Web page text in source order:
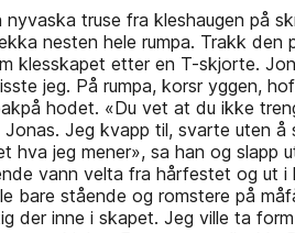
nyvaska truse fra kles­haugen på
nesten hele rumpa. Trakk den
klesskapet etter en T-skjorte.
jeg. På rumpa, kors­r yggen,
hodet. «Du vet at du ikke
Jeg kvapp til, svarte uten å
hva jeg mener», sa han og slapp
vann velta fra hårfestet og ut i
bare stående og romstere på
der inne i ­skapet. Jeg ville ta